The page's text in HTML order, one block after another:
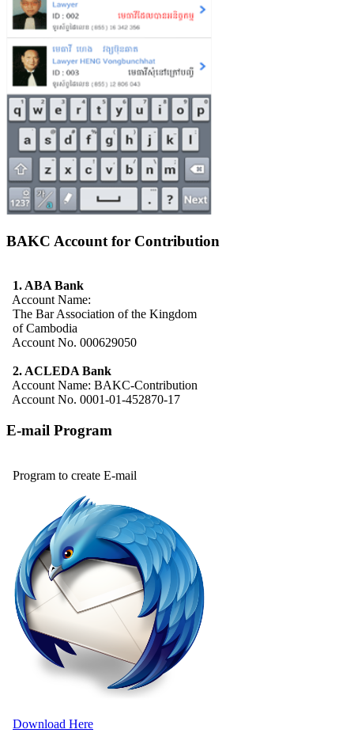
BAKC Account for Contribution
1. ABA Bank
Account Name:
The Bar Association of the Kingdom
of Cambodia
Account No. 000629050
2. ACLEDA Bank
Account Name: BAKC-Contribution
Account No. 0001-01-452870-17
E-mail Program
Program to create E-mail
Download Here